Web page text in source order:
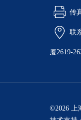
传
联
厦2619-
©2026 上